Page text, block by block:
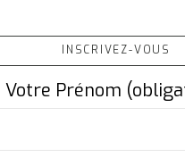
INSCRIVEZ-VOUS
Votre Prénom